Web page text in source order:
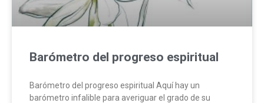
Barómetro del progreso espiritual
Barómetro del progreso espiritual Aquí hay un
barómetro infalible para averiguar el grado de su